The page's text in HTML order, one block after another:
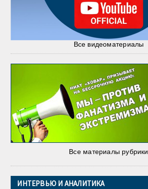
Все видеоматериалы
Все материалы рубрики
ИНТЕРВЬЮ И АНАЛИТИКА